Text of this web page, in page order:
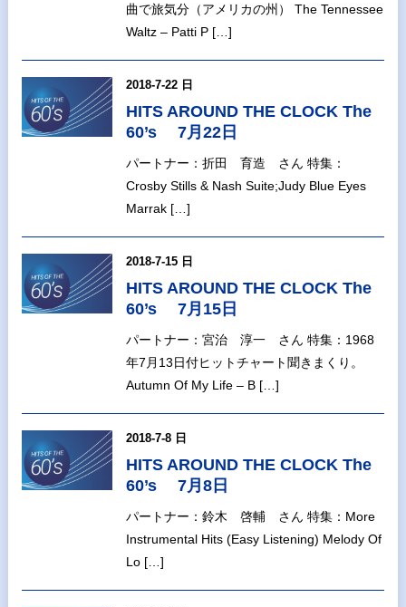
曲で旅気分（アメリカの州） The Tennessee
Waltz – Patti P […]
2018-7-22 日
HITS AROUND THE CLOCK The
60’s 7月22日
パートナー：折田 育造 さん 特集：
Crosby Stills & Nash Suite;Judy Blue Eyes
Marrak […]
2018-7-15 日
HITS AROUND THE CLOCK The
60’s 7月15日
パートナー：宮治 淳一 さん 特集：1968
年7月13日付ヒットチャート聞きまくり。
Autumn Of My Life – B […]
2018-7-8 日
HITS AROUND THE CLOCK The
60’s 7月8日
パートナー：鈴木 啓輔 さん 特集：More
Instrumental Hits (Easy Listening) Melody Of
Lo […]